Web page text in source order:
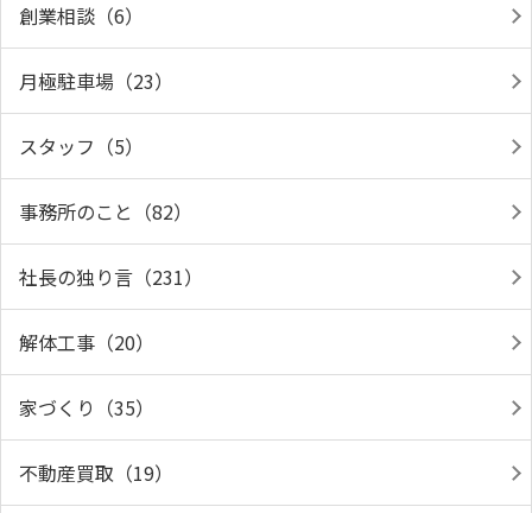
創業相談（6）
月極駐車場（23）
スタッフ（5）
事務所のこと（82）
社長の独り言（231）
解体工事（20）
家づくり（35）
不動産買取（19）